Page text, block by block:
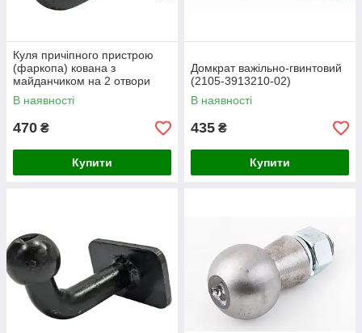
Куля причіпного пристрою
(фаркопа) кована з
майданчиком на 2 отвори
В наявності
470 ₴
Купити
Домкрат важільно-гвинтовий
(2105-3913210-02)
В наявності
435 ₴
Купити